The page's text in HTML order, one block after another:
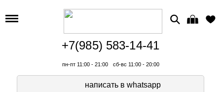
+7(985) 583-14-41
пн-пт 11:00 - 21:00 сб-вс 11:00 - 20:00
написать в whatsapp